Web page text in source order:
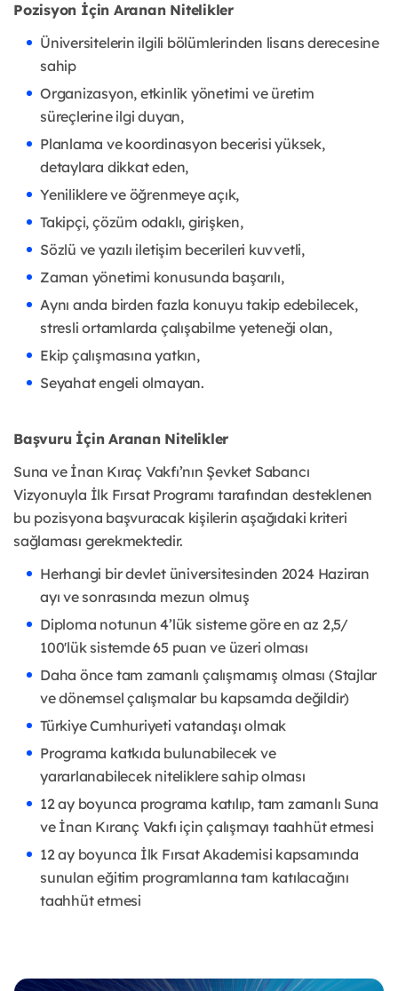
Pozisyon İçin Aranan Nitelikler
Üniversitelerin ilgili bölümlerinden lisans derecesine
sahip
Organizasyon, etkinlik yönetimi ve üretim
süreçlerine ilgi duyan,
Planlama ve koordinasyon becerisi yüksek,
detaylara dikkat eden,
Yeniliklere ve öğrenmeye açık,
Takipçi, çözüm odaklı, girişken,
Sözlü ve yazılı iletişim becerileri kuvvetli,
Zaman yönetimi konusunda başarılı,
Aynı anda birden fazla konuyu takip edebilecek,
stresli ortamlarda çalışabilme yeteneği olan,
Ekip çalışmasına yatkın,
Seyahat engeli olmayan.
Başvuru İçin Aranan Nitelikler
Suna ve İnan Kıraç Vakfı’nın Şevket Sabancı
Vizyonuyla İlk Fırsat Programı tarafından desteklenen
bu pozisyona başvuracak kişilerin aşağıdaki kriteri
sağlaması gerekmektedir.
Herhangi bir devlet üniversitesinden 2024 Haziran
ayı ve sonrasında mezun olmuş
Diploma notunun 4’lük sisteme göre en az 2,5/
100'lük sistemde 65 puan ve üzeri olması
Daha önce tam zamanlı çalışmamış olması (Stajlar
ve dönemsel çalışmalar bu kapsamda değildir)
Türkiye Cumhuriyeti vatandaşı olmak
Programa katkıda bulunabilecek ve
yararlanabilecek niteliklere sahip olması
12 ay boyunca programa katılıp, tam zamanlı Suna
ve İnan Kıranç Vakfı için çalışmayı taahhüt etmesi
12 ay boyunca İlk Fırsat Akademisi kapsamında
sunulan eğitim programlarına tam katılacağını
taahhüt etmesi